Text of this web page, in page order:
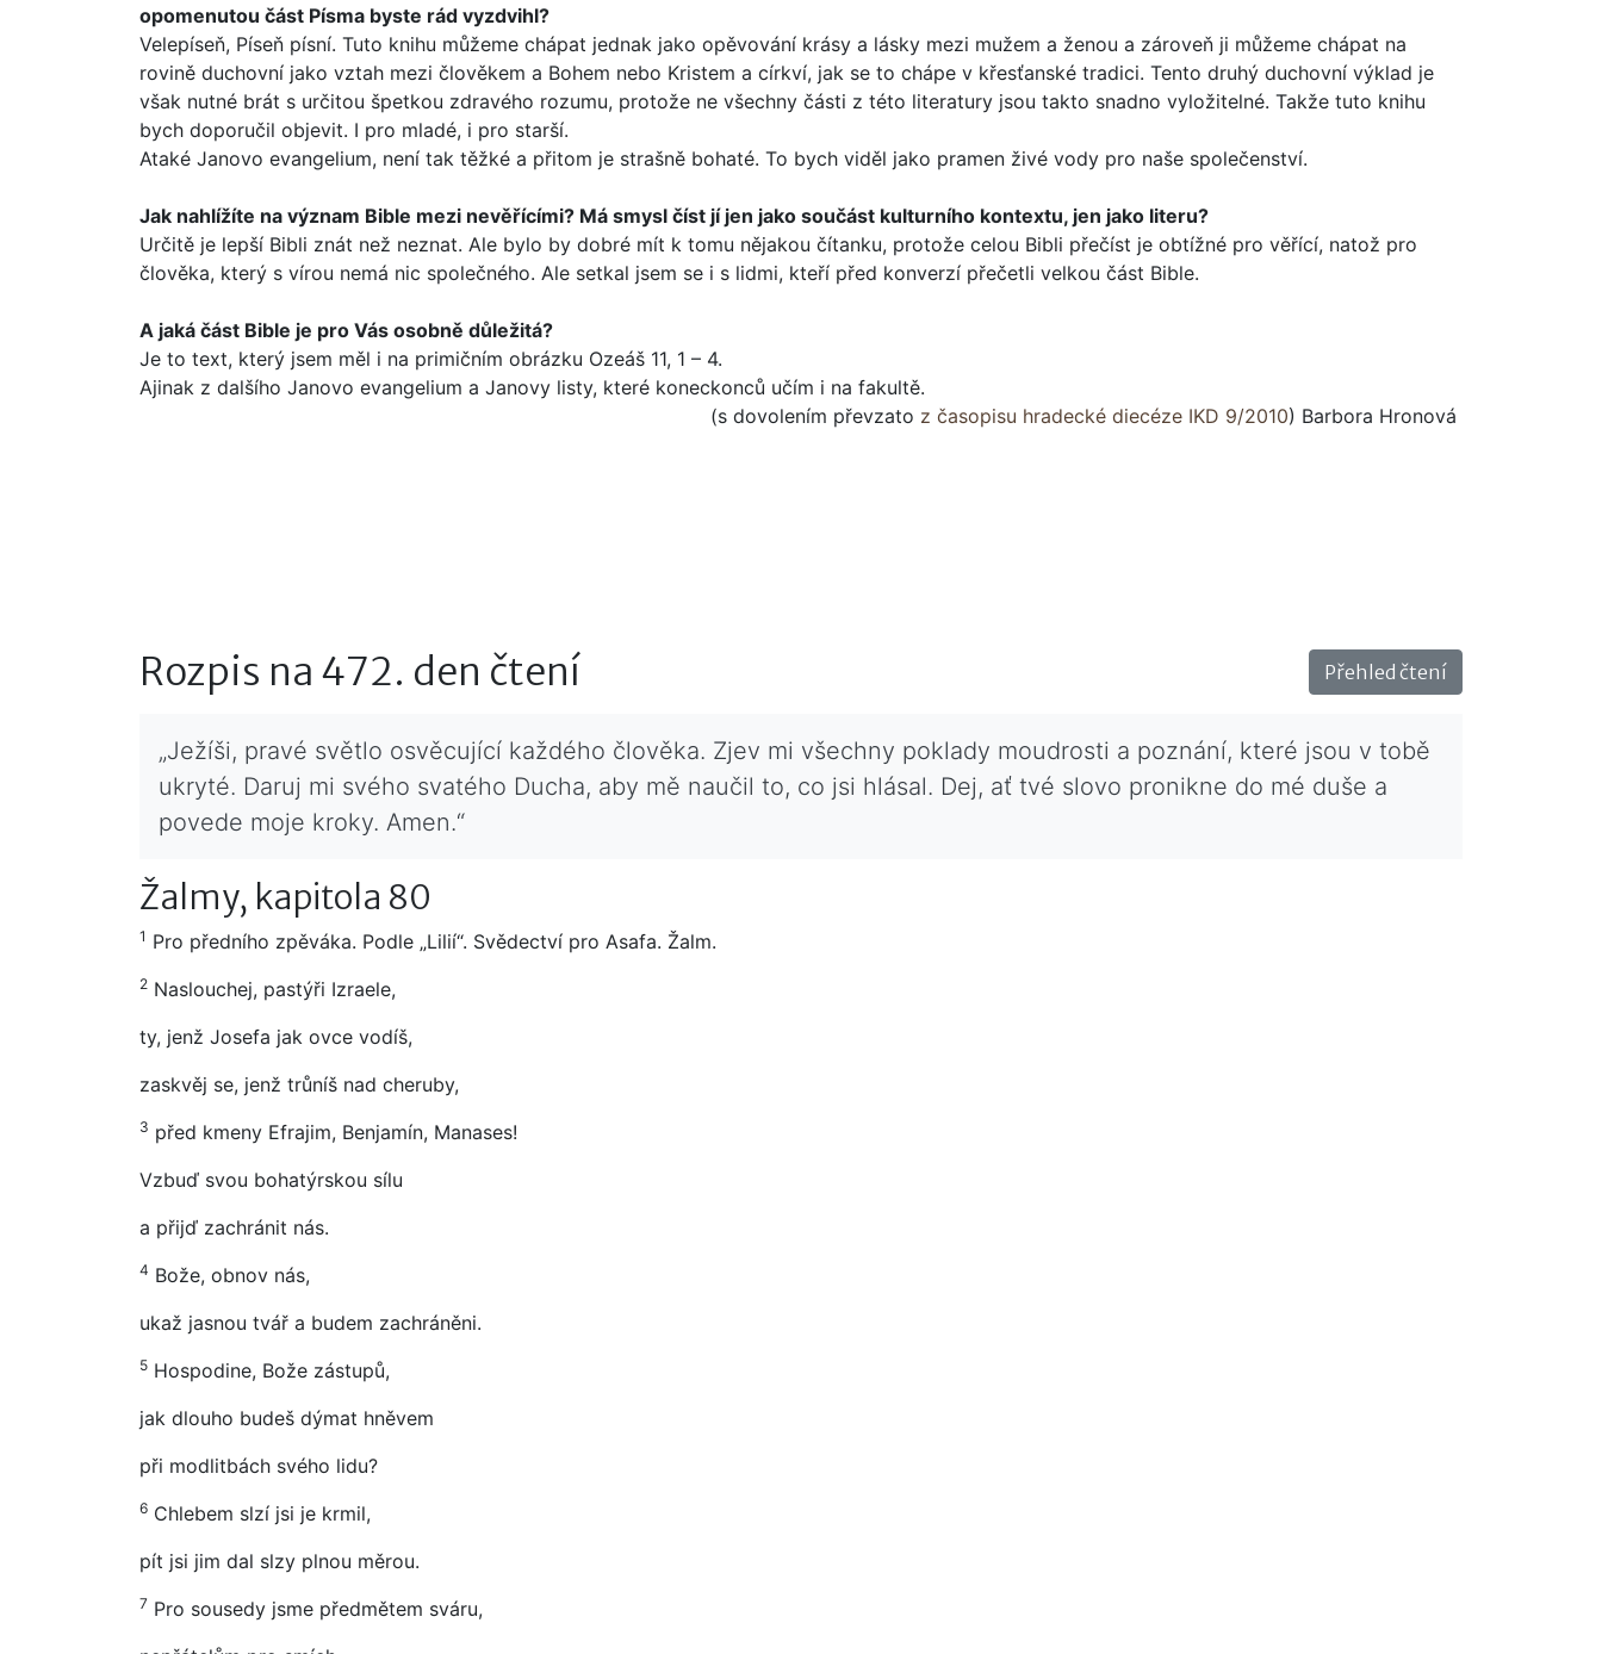
opomenutou část Písma byste rád vyzdvihl?
Velepíseň, Píseň písní. Tuto knihu můžeme chápat jednak jako opěvování krásy a lásky mezi mužem a ženou a zároveň ji můžeme chápat na
rovině duchovní jako vztah mezi člově­kem a Bohem nebo Kristem a církví, jak se to chápe v křesťan­ské tradici. Tento druhý duchovní výklad je
však nutné brát s určitou špetkou zdravého rozumu, protože ne všechny části z této literatury jsou takto snadno vyložitelné. Takže tuto kni­hu
bych doporučil objevit. I pro mladé, i pro starší.
Ataké Janovo evangelium, není tak těžké a přitom je strašně bohaté. To bych viděl jako pramen živé vody pro naše spole­čenství.
Jak nahlížíte na význam Bible mezi nevěřícími? Má smysl číst jí jen jako součást kulturního kontextu, jen jako lite­ru?
Určitě je lepší Bibli znát než neznat. Ale bylo by dobré mít k tomu nějakou čítanku, protože celou Bibli přečíst je obtížné pro věřící, natož pro
člověka, který s vírou nemá nic společ­ného. Ale setkal jsem se i s lidmi, kteří před konverzí přečetli velkou část Bible.
A jaká část Bible je pro Vás osobně důležitá?
Je to text, který jsem měl i na primičním obrázku Ozeáš 11, 1 – 4.
Ajinak z dalšího Janovo evangelium a Janovy listy, které koneckonců učím i na fakultě.
Barbora Hronová
(s dovolením převzato z časopisu hradecké diecéze IKD 9/2010)
Rozpis na 472. den čtení Přehled čtení
„Ježíši, pravé světlo osvěcující každého člověka. Zjev mi všechny poklady moudrosti a poznání, které jsou v tobě
ukryté. Daruj mi svého svatého Ducha, aby mě naučil to, co jsi hlásal. Dej, ať tvé slovo pronikne do mé duše a
povede moje kroky. Amen.“
Žalmy, kapitola 80
1 Pro předního zpěváka. Podle „Lilií“. Svědectví pro Asafa. Žalm.
2 Naslouchej, pastýři Izraele,
ty, jenž Josefa jak ovce vodíš,
zaskvěj se, jenž trůníš nad cheruby,
3 před kmeny Efrajim, Benjamín, Manases!
Vzbuď svou bohatýrskou sílu
a přijď zachránit nás.
4 Bože, obnov nás,
ukaž jasnou tvář a budem zachráněni.
5 Hospodine, Bože zástupů,
jak dlouho budeš dýmat hněvem
při modlitbách svého lidu?
6 Chlebem slzí jsi je krmil,
pít jsi jim dal slzy plnou měrou.
7 Pro sousedy jsme předmětem sváru,